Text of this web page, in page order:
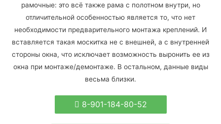
рамочные: это всё также рама с полотном внутри, но
отличительной особенностью является то, что нет
необходимости предварительного монтажа креплений. И
вставляется такая москитка не с внешней, а с внутренней
стороны окна, что исключает возможность выронить ее из
окна при монтаже/демонтаже. В остальном, данные виды
весьма близки.
8-901-184-80-52